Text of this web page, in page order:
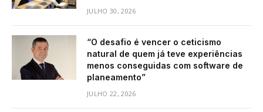
JULHO 30, 2026
“O desafio é vencer o ceticismo
natural de quem já teve experiências
menos conseguidas com software de
planeamento”
JULHO 22, 2026